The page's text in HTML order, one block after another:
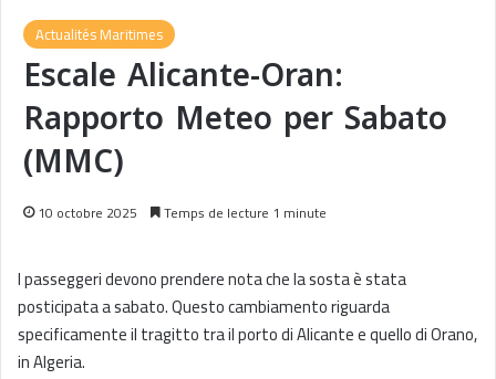
Actualités Maritimes
Escale Alicante-Oran:
Rapporto Meteo per Sabato
(MMC)
10 octobre 2025 Temps de lecture 1 minute
I passeggeri devono prendere nota che la sosta è stata
posticipata a sabato. Questo cambiamento riguarda
specificamente il tragitto tra il porto di Alicante e quello di Orano,
in Algeria.